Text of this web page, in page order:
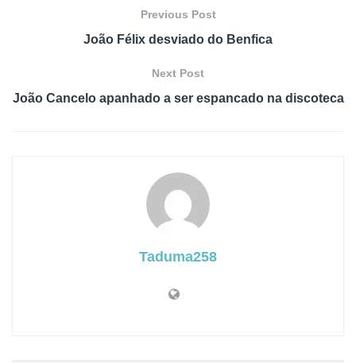
Previous Post
João Félix desviado do Benfica
Next Post
João Cancelo apanhado a ser espancado na discoteca
Taduma258